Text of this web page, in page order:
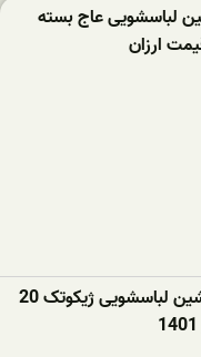
لباسشویی عاج بسته
ارزان
قیمت پودر ماشین لباسشویی ژیکوتک 20